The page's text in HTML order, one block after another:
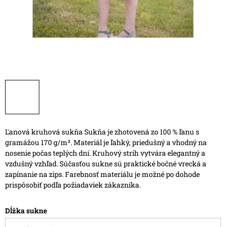
Ľanová kruhová sukňa Sukňa je zhotovená zo 100 % ľanu s
gramážou 170 g/m². Materiál je ľahký, priedušný a vhodný na
nosenie počas teplých dní.Kruhový strih vytvára elegantný a
vzdušný vzhľad. Súčasťou sukne sú praktické bočné vrecká a
zapínanie na zips.Farebnosť materiálu je možné po dohode
prispôsobiť podľa požiadaviek zákazníka.
Dĺžka sukne